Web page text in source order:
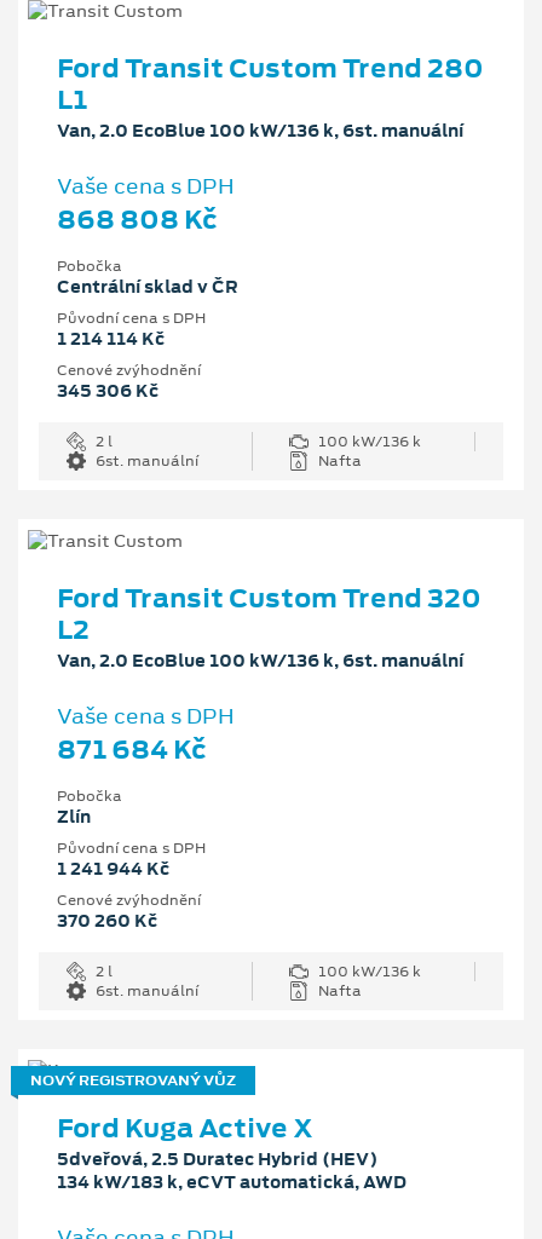
Ford Transit Custom Trend 280
L1
Van, 2.0 EcoBlue 100 kW/136 k, 6st. manuální
Vaše cena s DPH
868 808 Kč
Pobočka
Centrální sklad v ČR
Původní cena s DPH
1 214 114 Kč
Cenové zvýhodnění
345 306 Kč
2 l
100 kW/136 k
6st. manuální
Nafta
Ford Transit Custom Trend 320
L2
Van, 2.0 EcoBlue 100 kW/136 k, 6st. manuální
Vaše cena s DPH
871 684 Kč
Pobočka
Zlín
Původní cena s DPH
1 241 944 Kč
Cenové zvýhodnění
370 260 Kč
2 l
100 kW/136 k
6st. manuální
Nafta
NOVÝ REGISTROVANÝ VŮZ
Ford Kuga Active X
5dveřová, 2.5 Duratec Hybrid (HEV)
134 kW/183 k, eCVT automatická, AWD